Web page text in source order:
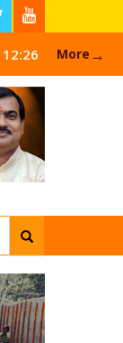
More →